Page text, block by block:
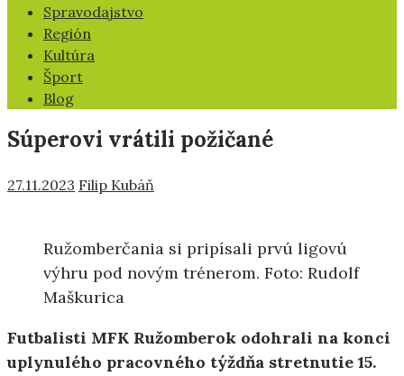
Spravodajstvo
Región
Kultúra
Šport
Blog
Súperovi vrátili požičané
27.11.2023 Filip Kubáň
Ružomberčania si pripísali prvú ligovú
výhru pod novým trénerom. Foto: Rudolf
Maškurica
Futbalisti MFK Ružomberok odohrali na konci
uplynulého pracovného týždňa stretnutie 15.